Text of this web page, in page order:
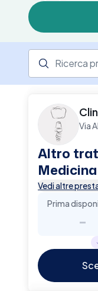
Via
Altro
Vedi altre
Prima
-